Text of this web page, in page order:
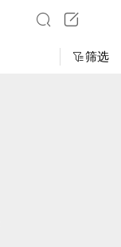
筛选